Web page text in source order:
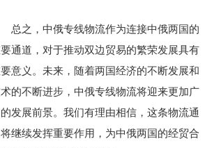
总之，中俄专线物流作为连接中俄两国的
通道，对于推动双边贸易的繁荣发展具有
意义。未来，随着两国经济的不断发展和
的不断进步，中俄专线物流将迎来更加广
发展前景。我们有理由相信，这条物流通
继续发挥重要作用，为中俄两国的经贸合